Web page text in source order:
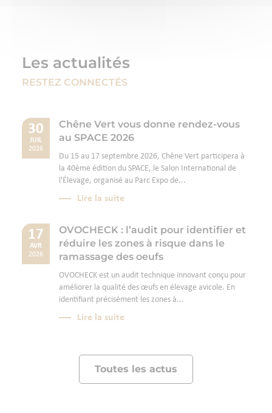
Les actualités
RESTEZ CONNECTÉS
30
JUIL
2026
Chêne Vert vous donne rendez-vous
au SPACE 2026
Du 15 au 17 septembre 2026, Chêne Vert participera à
la 40ème édition du SPACE, le Salon International de
l'Élevage, organisé au Parc Expo de...
Lire la suite
17
AVR
2026
OVOCHECK : l’audit pour identifier et
réduire les zones à risque dans le
ramassage des oeufs
OVOCHECK est un audit technique innovant conçu pour
améliorer la qualité des œufs en élevage avicole. En
identifiant précisément les zones à...
Lire la suite
Toutes les actus